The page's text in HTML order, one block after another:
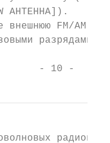
АНТЕННА]).
внешнюю FM/AM
разрядами.
- 10 -